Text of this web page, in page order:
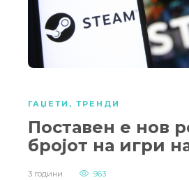
ГАЏЕТИ , ТРЕНДИ
Поставен е нов
бројот на игри
3 години 963